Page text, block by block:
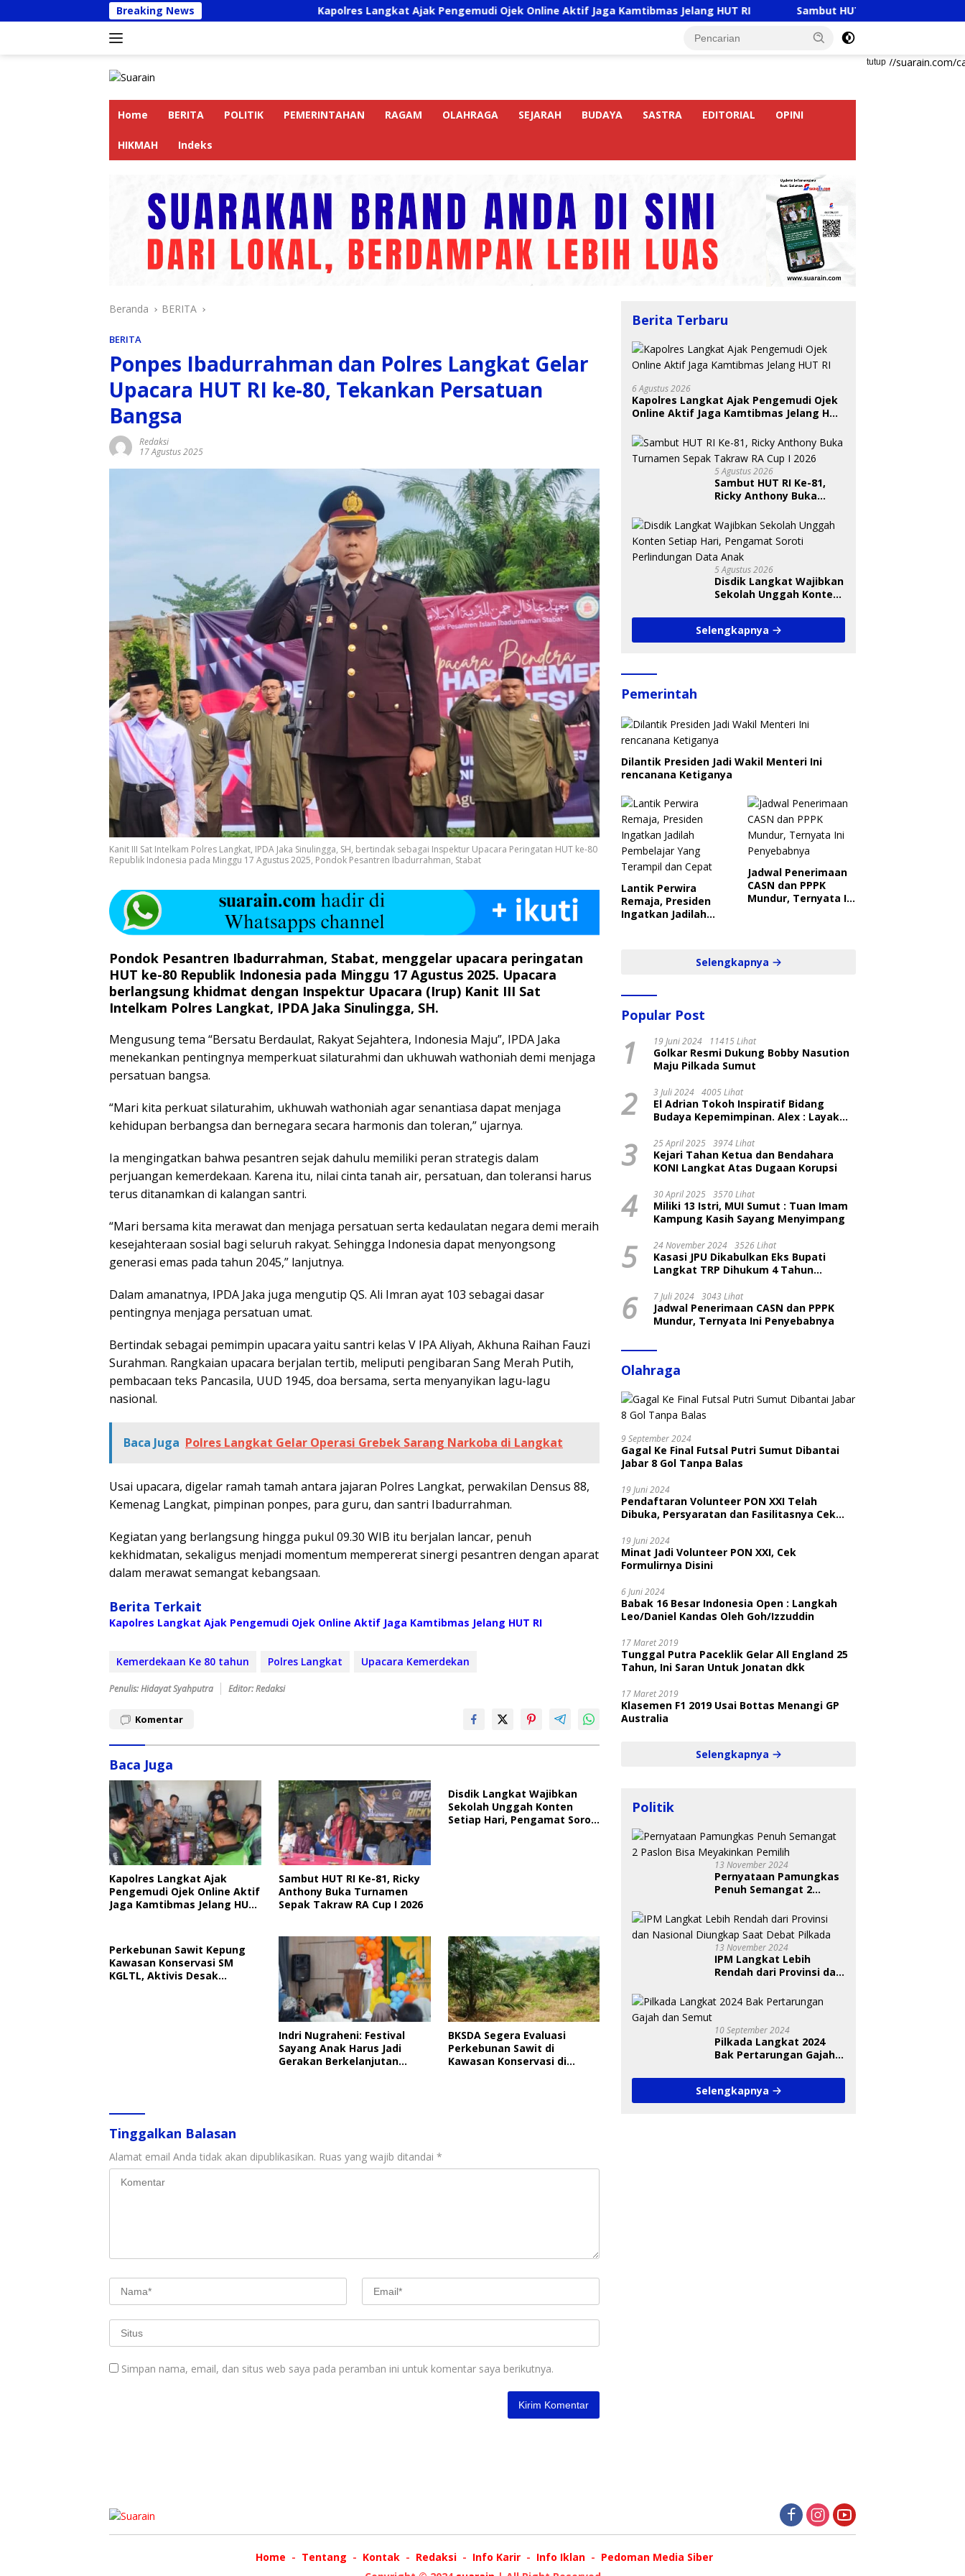
ke
Breaking News Kapolres Langkat Ajak Pengemudi Ojek Online Aktif Jaga Kamtibmas Jelang HUT RI Sambut HUT RI Ke-81, Ricky Anthony Buka
tutup
https://suarain.com/
Home BERITA POLITIK PEMERINTAHAN RAGAM OLAHRAGA SEJARAH BUDAYA SASTRA EDITORIAL OPINI
HIKMAH Indeks
Beranda BERITA
BERITA
Ponpes Ibadurrahman dan Polres Langkat Gelar
Upacara HUT RI ke-80, Tekankan Persatuan
Bangsa
Redaksi
17 Agustus 2025
Kanit III Sat Intelkam Polres Langkat, IPDA Jaka Sinulingga, SH, bertindak sebagai Inspektur Upacara Peringatan HUT ke-80
Republik Indonesia pada Minggu 17 Agustus 2025, Pondok Pesantren Ibadurrahman, Stabat
Pondok Pesantren Ibadurrahman, Stabat, menggelar upacara peringatan
HUT ke-80 Republik Indonesia pada Minggu 17 Agustus 2025. Upacara
berlangsung khidmat dengan Inspektur Upacara (Irup) Kanit III Sat
Intelkam Polres Langkat, IPDA Jaka Sinulingga, SH.
Mengusung tema “Bersatu Berdaulat, Rakyat Sejahtera, Indonesia Maju”, IPDA Jaka
menekankan pentingnya memperkuat silaturahmi dan ukhuwah wathoniah demi menjaga
persatuan bangsa.
“Mari kita perkuat silaturahim, ukhuwah wathoniah agar senantiasa dapat menjaga
kehidupan berbangsa dan bernegara secara harmonis dan toleran,” ujarnya.
Ia mengingatkan bahwa pesantren sejak dahulu memiliki peran strategis dalam
perjuangan kemerdekaan. Karena itu, nilai cinta tanah air, persatuan, dan toleransi harus
terus ditanamkan di kalangan santri.
“Mari bersama kita merawat dan menjaga persatuan serta kedaulatan negara demi meraih
kesejahteraan sosial bagi seluruh rakyat. Sehingga Indonesia dapat menyongsong
generasi emas pada tahun 2045,” lanjutnya.
Dalam amanatnya, IPDA Jaka juga mengutip QS. Ali Imran ayat 103 sebagai dasar
pentingnya menjaga persatuan umat.
Bertindak sebagai pemimpin upacara yaitu santri kelas V IPA Aliyah, Akhuna Raihan Fauzi
Surahman. Rangkaian upacara berjalan tertib, meliputi pengibaran Sang Merah Putih,
pembacaan teks Pancasila, UUD 1945, doa bersama, serta menyanyikan lagu-lagu
nasional.
Baca Juga Polres Langkat Gelar Operasi Grebek Sarang Narkoba di Langkat
Usai upacara, digelar ramah tamah antara jajaran Polres Langkat, perwakilan Densus 88,
Kemenag Langkat, pimpinan ponpes, para guru, dan santri Ibadurrahman.
Kegiatan yang berlangsung hingga pukul 09.30 WIB itu berjalan lancar, penuh
kekhidmatan, sekaligus menjadi momentum mempererat sinergi pesantren dengan aparat
dalam merawat semangat kebangsaan.
Berita Terkait
Kapolres Langkat Ajak Pengemudi Ojek Online Aktif Jaga Kamtibmas Jelang HUT RI
Kemerdekaan Ke 80 tahun Polres Langkat Upacara Kemerdekan
Penulis: Hidayat Syahputra Editor: Redaksi
Komentar
Baca Juga
Kapolres Langkat Ajak
Pengemudi Ojek Online Aktif
Jaga Kamtibmas Jelang HUT
Sambut HUT RI Ke-81, Ricky
Anthony Buka Turnamen
Sepak Takraw RA Cup I 2026
Disdik Langkat Wajibkan
Sekolah Unggah Konten
Setiap Hari, Pengamat Soroti
Perkebunan Sawit Kepung
Kawasan Konservasi SM
KGLTL, Aktivis Desak
Indri Nugraheni: Festival
Sayang Anak Harus Jadi
Gerakan Berkelanjutan
BKSDA Segera Evaluasi
Perkebunan Sawit di
Kawasan Konservasi di
Tinggalkan Balasan
Alamat email Anda tidak akan dipublikasikan. Ruas yang wajib ditandai *
Simpan nama, email, dan situs web saya pada peramban ini untuk komentar saya berikutnya.
Berita Terbaru
6 Agustus 2026
Kapolres Langkat Ajak Pengemudi Ojek
Online Aktif Jaga Kamtibmas Jelang HUT
5 Agustus 2026
Sambut HUT RI Ke-81,
Ricky Anthony Buka
Takraw RA Cup I 2026
5 Agustus 2026
Disdik Langkat Wajibkan
Sekolah Unggah Konten
Soroti Perlindungan
Data Anak
Selengkapnya
Pemerintah
Dilantik Presiden Jadi Wakil Menteri Ini
rencanana Ketiganya
Lantik Perwira
Remaja, Presiden
Ingatkan Jadilah
Jadwal Penerimaan
CASN dan PPPK
Mundur, Ternyata Ini
Selengkapnya
Popular Post
1 19 Juni 2024 11415 Lihat
Golkar Resmi Dukung Bobby Nasution
Maju Pilkada Sumut
2 3 Juli 2024 4005 Lihat
El Adrian Tokoh Inspiratif Bidang
Budaya Kepemimpinan. Alex : Layak
3 25 April 2025 3974 Lihat
Kejari Tahan Ketua dan Bendahara
KONI Langkat Atas Dugaan Korupsi
4 30 April 2025 3570 Lihat
Miliki 13 Istri, MUI Sumut : Tuan Imam
Kampung Kasih Sayang Menyimpang
5 24 November 2024 3526 Lihat
Kasasi JPU Dikabulkan Eks Bupati
Langkat TRP Dihukum 4 Tahun
6 7 Juli 2024 3043 Lihat
Jadwal Penerimaan CASN dan PPPK
Mundur, Ternyata Ini Penyebabnya
Olahraga
9 September 2024
Gagal Ke Final Futsal Putri Sumut Dibantai
Jabar 8 Gol Tanpa Balas
19 Juni 2024
Pendaftaran Volunteer PON XXI Telah
Dibuka, Persyaratan dan Fasilitasnya Cek
19 Juni 2024
Minat Jadi Volunteer PON XXI, Cek
Formulirnya Disini
6 Juni 2024
Babak 16 Besar Indonesia Open : Langkah
Leo/Daniel Kandas Oleh Goh/Izzuddin
17 Maret 2019
Tunggal Putra Paceklik Gelar All England 25
Tahun, Ini Saran Untuk Jonatan dkk
17 Maret 2019
Klasemen F1 2019 Usai Bottas Menangi GP
Australia
Selengkapnya
Politik
13 November 2024
Pernyataan Pamungkas
Penuh Semangat 2
Pemilih
13 November 2024
IPM Langkat Lebih
Rendah dari Provinsi dan
Debat Pilkada
10 September 2024
Pilkada Langkat 2024
Bak Pertarungan Gajah
Selengkapnya
Home Tentang Kontak Redaksi Info Karir Info Iklan
Pedoman Media Siber